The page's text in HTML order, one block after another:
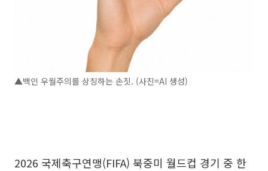
▲백인 우월주의를 상징하는 손짓. (사진=AI 생성)
2026 국제축구연맹(FIFA) 북중미 월드컵 경기 중 한